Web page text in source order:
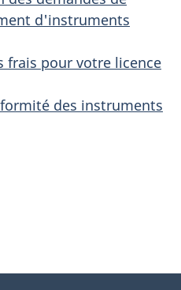
d'instruments
frais pour votre licence
des instruments